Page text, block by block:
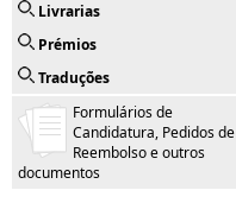
Livrarias
Prémios
Traduções
Formulários de
Candidatura, Pedidos de
Reembolso e outros
documentos